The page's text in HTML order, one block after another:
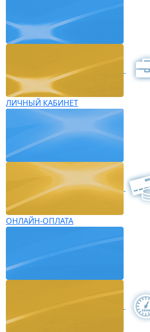
ЛИЧНЫЙ КАБИНЕТ
ОНЛАЙН-ОПЛАТА